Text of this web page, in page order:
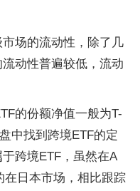
场的流动性，除了几
动性普遍较低，流动
的份额净值一般为T-
中找到跨境ETF的定
跨境ETF，虽然在A
在日本市场，相比跟踪